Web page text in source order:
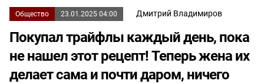
Общество 23.01.2025 04:00 Дмитрий Владимиров
Покупал трайфлы каждый день, пока
не нашел этот рецепт! Теперь жена их
делает сама и почти даром, ничего